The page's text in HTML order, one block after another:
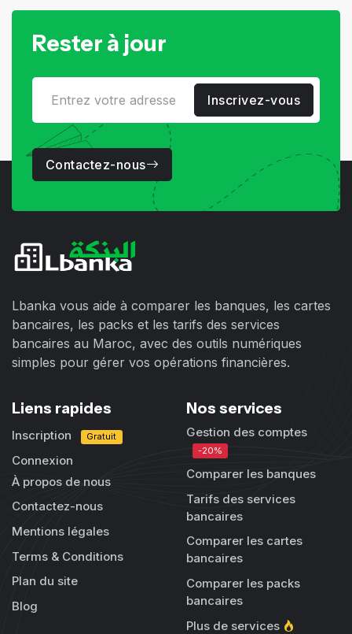
Rester à jour
Inscrivez-vous
Contactez-nous
Lbanka vous aide à comparer les banques, les cartes
bancaires, les packs et les tarifs des services
bancaires au Maroc, avec des outils numériques
simples pour gérer vos opérations financières.
Liens rapides
Inscription Gratuit
Connexion
À propos de nous
Contactez-nous
Mentions légales
Terms & Conditions
Plan du site
Blog
Nos services
Gestion des comptes
-20%
Comparer les banques
Tarifs des services
bancaires
Comparer les cartes
bancaires
Comparer les packs
bancaires
Plus de services